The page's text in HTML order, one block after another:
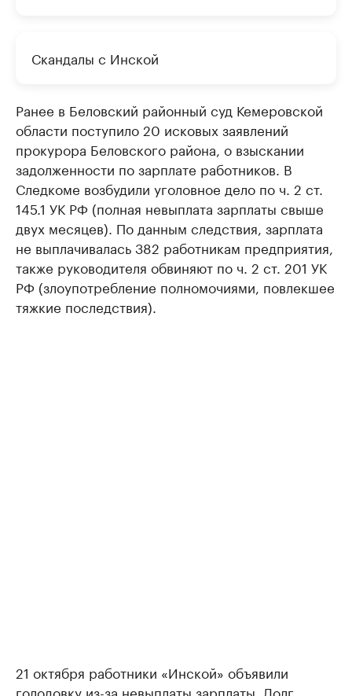
Скандалы с Инской
Ранее в Беловский районный суд Кемеровской
области поступило 20 исковых заявлений
прокурора Беловского района, о взыскании
задолженности по зарплате работников. В
Следкоме возбудили уголовное дело по ч. 2 ст.
145.1 УК РФ (полная невыплата зарплаты свыше
двух месяцев). По данным следствия, зарплата
не выплачивалась 382 работникам предприятия,
также руководителя обвиняют по ч. 2 ст. 201 УК
РФ (злоупотребление полномочиями, повлекшее
тяжкие последствия).
21 октября работники «Инской» объявили
голодовку из-за невыплаты зарплаты. Долг